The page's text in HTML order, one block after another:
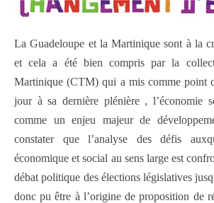
La Guadeloupe et la Martinique sont à la
et cela a été bien compris par la
Martinique (CTM) qui a mis comme point
jour à sa dernière plénière , l’économie
comme un enjeu majeur de
constater que l’analyse des défis
économique et social au sens large est
débat politique des élections législatives
donc pu être à l’origine de proposition de